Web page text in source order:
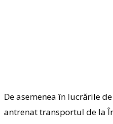
De asemenea în lucrările
antrenat transportul de la